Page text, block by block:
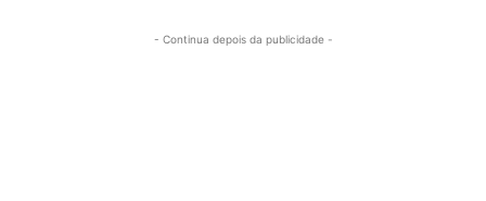
- Continua depois da publicidade -